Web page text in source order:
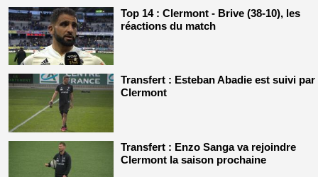
Top 14 : Clermont - Brive (38-10), les
réactions du match
Transfert : Esteban Abadie est suivi par
Clermont
Transfert : Enzo Sanga va rejoindre
Clermont la saison prochaine